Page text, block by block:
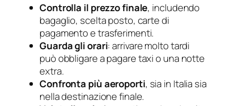
Controlla il prezzo finale, includendo
bagaglio, scelta posto, carte di
pagamento e trasferimenti.
Guarda gli orari: arrivare molto tardi
può obbligare a pagare taxi o una notte
extra.
Confronta più aeroporti, sia in Italia sia
nella destinazione finale.